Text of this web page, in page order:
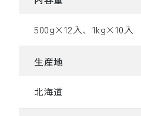
500g×12入、1kg×10入
生産地
北海道